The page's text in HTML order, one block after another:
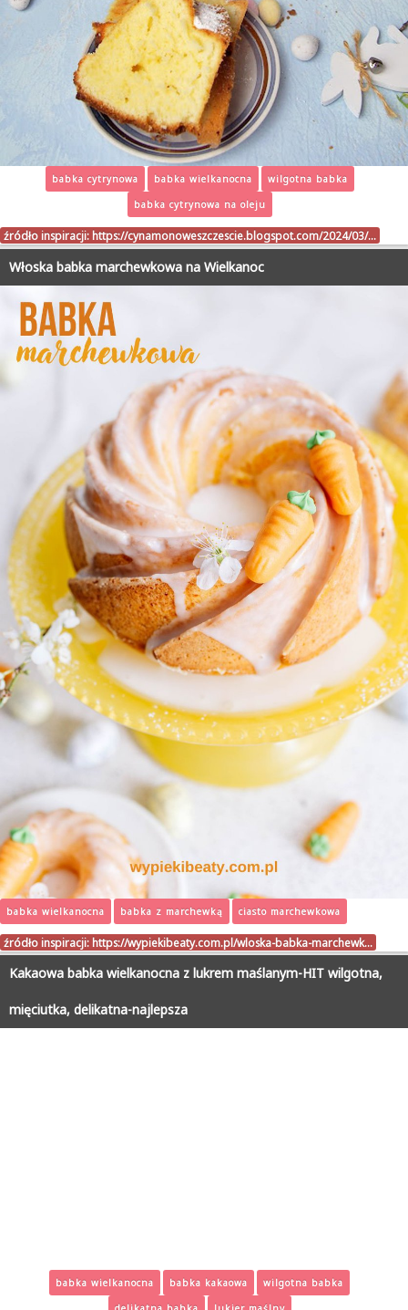
babka cytrynowa babka wielkanocna
wilgotna babka
babka cytrynowa na oleju
źródło inspiracji: https://cynamonoweszczescie.blogspot.com/2024/03/…
Włoska babka marchewkowa na Wielkanoc
babka wielkanocna babka z marchewką ciasto marchewkowa
źródło inspiracji: https://wypiekibeaty.com.pl/wloska-babka-marchewk…
Kakaowa babka wielkanocna z lukrem maślanym-HIT wilgotna,
mięciutka, delikatna-najlepsza
babka wielkanocna babka kakaowa
wilgotna babka